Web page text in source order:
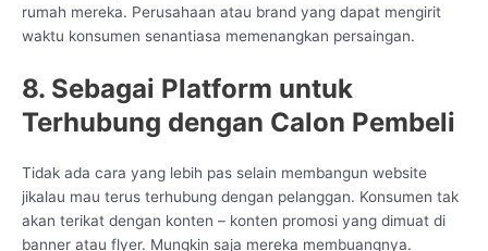
rumah mereka. Perusahaan atau brand yang dapat mengirit
waktu konsumen senantiasa memenangkan persaingan.
8. Sebagai Platform untuk
Terhubung dengan Calon Pembeli
Tidak ada cara yang lebih pas selain membangun website
jikalau mau terus terhubung dengan pelanggan. Konsumen tak
akan terikat dengan konten – konten promosi yang dimuat di
banner atau flyer. Mungkin saja mereka membuangnya.